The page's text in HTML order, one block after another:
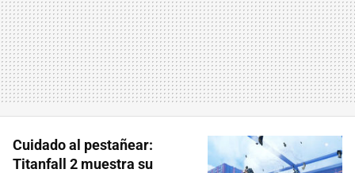
Cuidado al pestañear:
Titanfall 2 muestra su